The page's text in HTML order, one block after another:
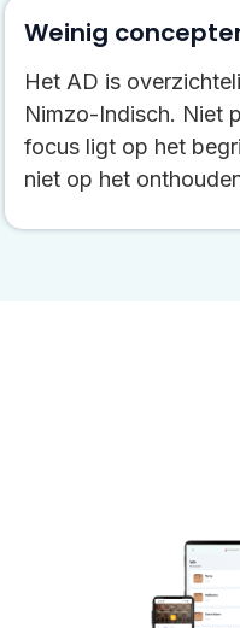
Weinig
Het AD is
Nimzo-Indisch. Niet
focus ligt op het
niet op het